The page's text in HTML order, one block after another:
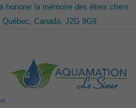
honorer la mémoire des êtres chers
Canada, J2G 9G9